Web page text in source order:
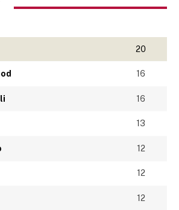
20
16
16
13
12
12
12